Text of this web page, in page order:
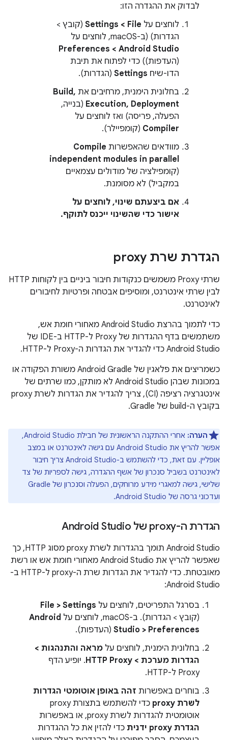
לבדוק את ההגדרה הזו:
לוחצים על File > ‏Settings
(קובץ >
הגדרות) (ב-macOS, לוחצים על
Android Studio > ‏Preferences
(העדפות)) כדי לפתוח את תיבת
הדו-שיח Settings (הגדרות).
בחלונית הימנית, מרחיבים את Build,
Execution, Deployment (בנייה,
הפעלה, פריסה) ואז לוחצים על
Compiler (קומפיילר).
מוודאים שהאפשרות Compile
independent modules in parallel
(קומפילציה של מודולים עצמאיים
במקביל) לא מסומנת.
אם ביצעתם שינוי, לוחצים על
אישור כדי שהשינוי ייכנס לתוקף.
הגדרת שרת proxy
שרתי Proxy משמשים כנקודות חיבור ביניים בין לקוחות HTTP
לבין שרתי אינטרנט, ומוסיפים אבטחה ופרטיות לחיבורים
לאינטרנט.
כדי לתמוך בהרצת Android Studio מאחורי חומת אש,
משתמשים בדף ההגדרות של Proxy ל-HTTP ב-IDE של
Android Studio כדי להגדיר את הגדרות ה-Proxy ל-HTTP.
כשמריצים את פלאגין של Android Gradle משורת הפקודה או
במכונות שבהן Android Studio לא מותקן, כמו שרתים של
אינטגרציה רציפה (CI), צריך להגדיר את הגדרות לשרת proxy
בקובץ ה-build של Gradle.
הערה:
אחרי ההתקנה הראשונית של חבילת Android Studio,
אפשר להריץ את Android Studio עם גישה לאינטרנט או במצב
אופליין. עם זאת, כדי להשתמש ב-Android Studio צריך חיבור
לאינטרנט בשביל סנכרון של אשף ההגדרה, גישה לספריות של צד
שלישי, גישה למאגרי מידע מרוחקים, הפעלה וסנכרון של Gradle
ועדכוני גרסה של Android Studio.
הגדרת ה-proxy של Android Studio
‫Android Studio תומך בהגדרות לשרת proxy מסוג HTTP, כך
שאפשר להריץ את Android Studio מאחורי חומת אש או רשת
מאובטחת. כדי להגדיר את הגדרות שרת ה-proxy ל-HTTP ב-
Android Studio:
בסרגל התפריטים, לוחצים על File > Settings
(קובץ > הגדרות). ב-macOS, לוחצים על
Android
Studio > Preferences (העדפות).
בחלונית הימנית, לוחצים על מראה והתנהגות >
הגדרות מערכת > HTTP Proxy
. יופיע הדף
Proxy ל-HTTP.
בוחרים באפשרות זהה באופן אוטומטי הגדרות
לשרת proxy
כדי להשתמש בתצורת proxy
אוטומטית להגדרות לשרת proxy, או באפשרות
הגדרת proxy ידנית
כדי להזין את כל ההגדרות